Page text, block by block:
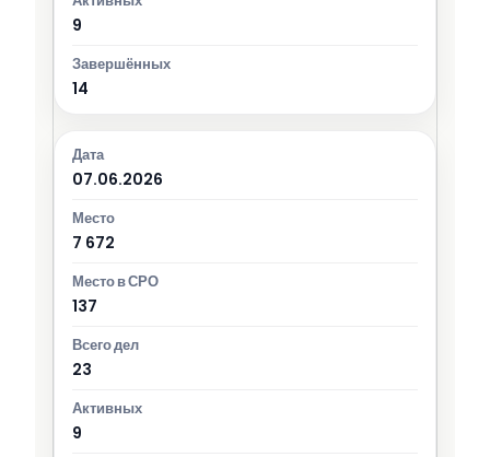
9
14
07.06.2026
7 672
137
23
9